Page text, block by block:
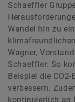
Schaeffler
Wandel hin zu
Wagner,
Schaeffler. So
Beispiel die
verbessern.
kontinuierlich an